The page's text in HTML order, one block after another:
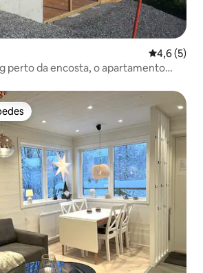
4,6 de
4,6 (5)
perto da encosta, o apartamento